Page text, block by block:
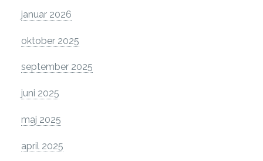
januar 2026
oktober 2025
september 2025
juni 2025
maj 2025
april 2025